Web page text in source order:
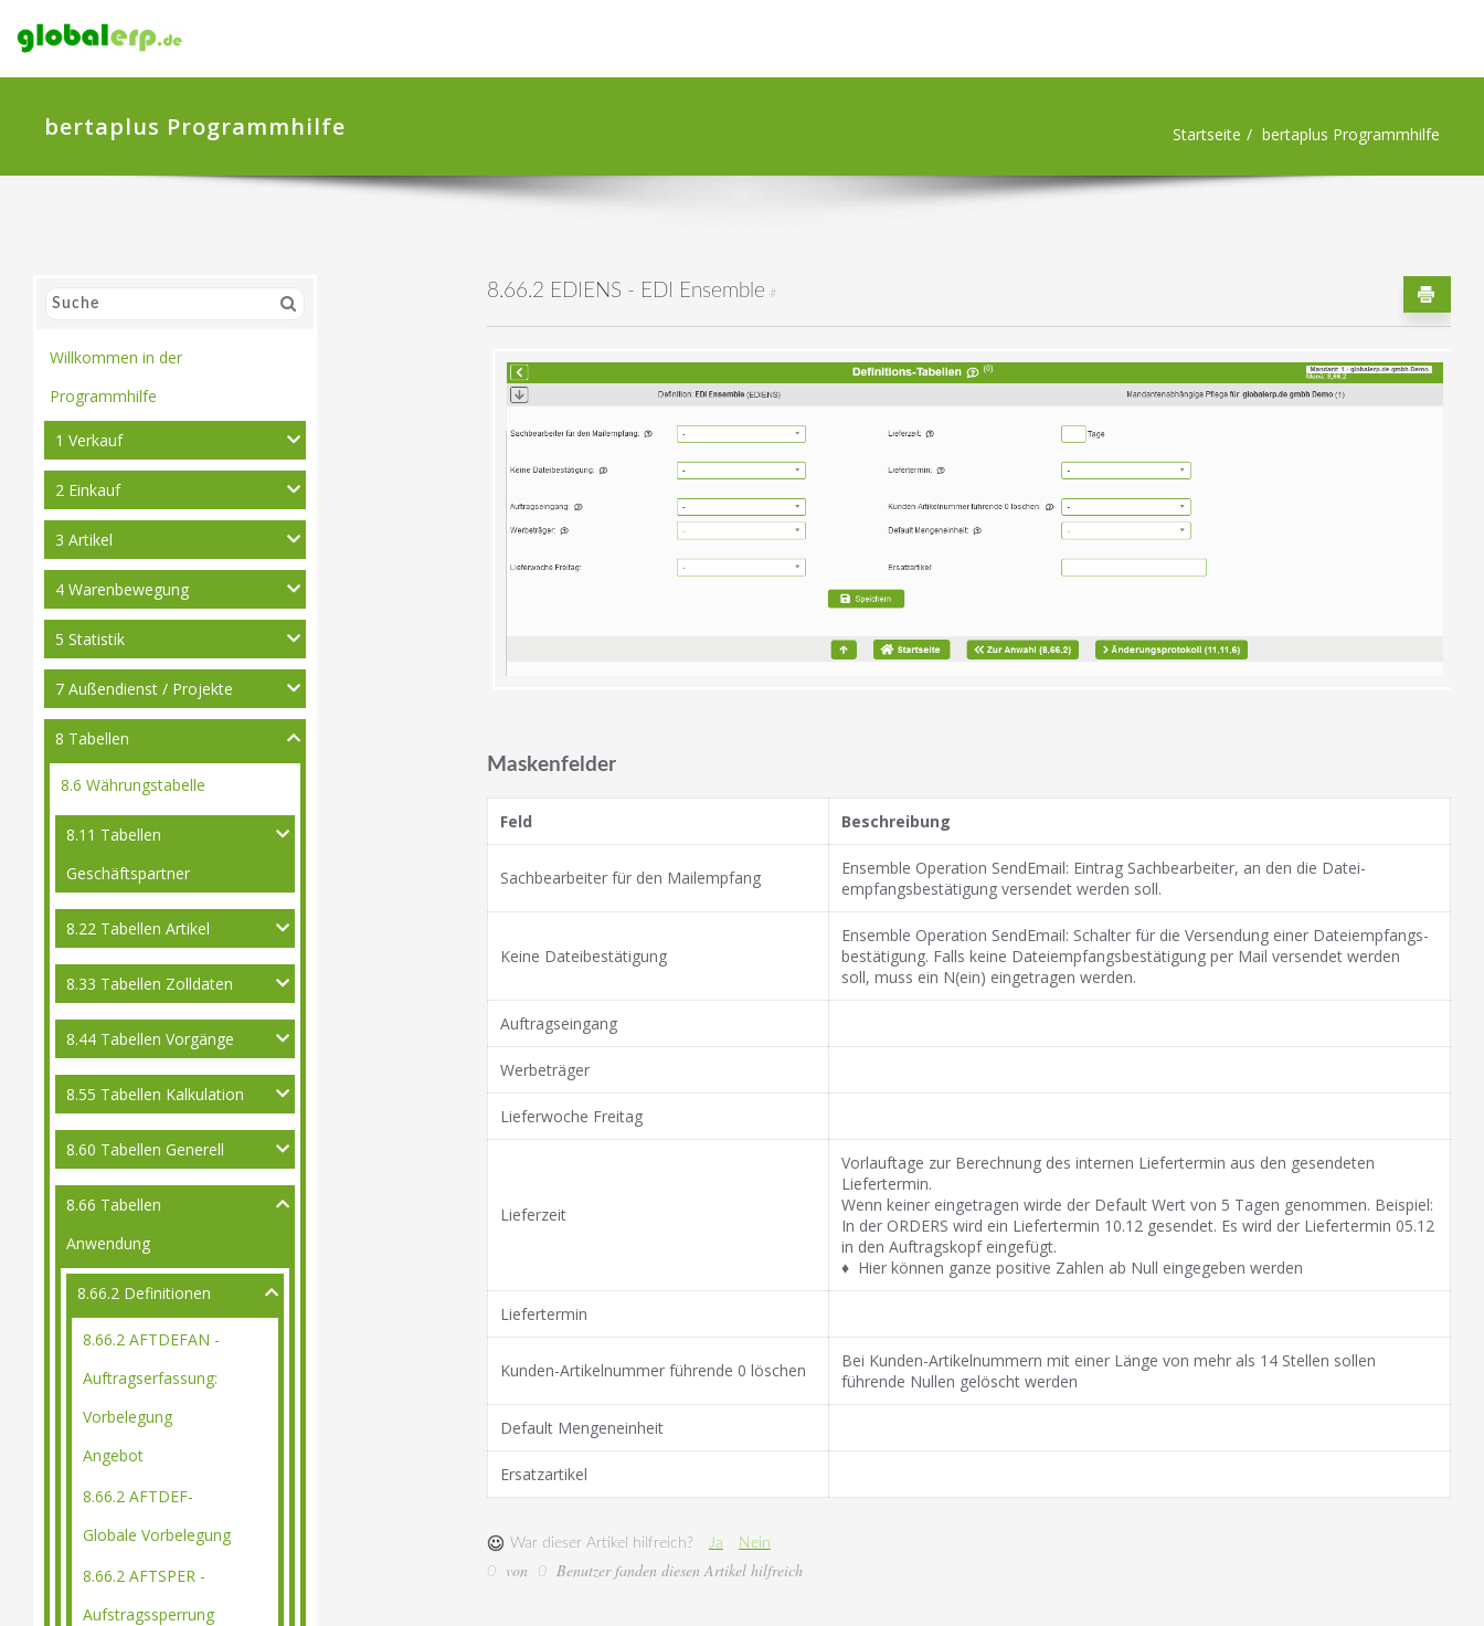
bertaplus Programmhilfe Startseite bertaplus Programmhilfe
Willkommen in der
Programmhilfe
1 Verkauf
2 Einkauf
3 Artikel
4 Warenbewegung
5 Statistik
7 Außendienst / Projekte
8 Tabellen
8.6 Währungstabelle
8.11 Tabellen
Geschäftspartner
8.22 Tabellen Artikel
8.33 Tabellen Zolldaten
8.44 Tabellen Vorgänge
8.55 Tabellen Kalkulation
8.60 Tabellen Generell
8.66 Tabellen
Anwendung
8.66.2 Definitionen
8.66.2 AFTDEFAN -
Auftragserfassung:
Vorbelegung
Angebot
8.66.2 AFTDEF-
Globale Vorbelegung
8.66.2 AFTSPER -
Aufstragssperrung
8.66.2 EDIENS - EDI Ensemble #
Maskenfelder
Feld Beschreibung
Sachbearbeiter für den Mailempfang
Ensemble Operation SendEmail: Eintrag Sachbearbeiter, an den die Datei-
empfangsbestätigung versendet werden soll.
Keine Dateibestätigung
Ensemble Operation SendEmail: Schalter für die Versendung einer Dateiempfangs-
bestätigung. Falls keine Dateiempfangsbestätigung per Mail versendet werden
soll, muss ein N(ein) eingetragen werden.
Auftragseingang
Werbeträger
Lieferwoche Freitag
Lieferzeit
Vorlauftage zur Berechnung des internen Liefertermin aus den gesendeten
Liefertermin.
Wenn keiner eingetragen wirde der Default Wert von 5 Tagen genommen. Beispiel:
In der ORDERS wird ein Liefertermin 10.12 gesendet. Es wird der Liefertermin 05.12
in den Auftragskopf eingefügt.
♦ Hier können ganze positive Zahlen ab Null eingegeben werden
Liefertermin
Kunden-Artikelnummer führende 0 löschen
Bei Kunden-Artikelnummern mit einer Länge von mehr als 14 Stellen sollen
führende Nullen gelöscht werden
Default Mengeneinheit
Ersatzartikel
War dieser Artikel hilfreich? Ja
Nein
0
von 0 Benutzer fanden diesen Artikel hilfreich